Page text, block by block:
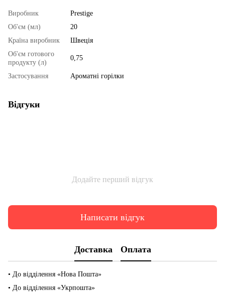
Виробник
Prestige
Об'єм (мл)
20
Країна виробник
Швеція
Об'єм готового
продукту (л)
0,75
Застосування Ароматні горілки
Відгуки
Додайте перший відгук
Написати відгук
Доставка Оплата
• До відділення «Нова Пошта»
• До відділення «Укрпошта»